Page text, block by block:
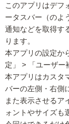
このアプリはデフ
ータスバー（のよ
通知などを取得す
ります。
本アプリの設定か
定」 > 「ユーザー
本アプリはカスタ
バーの左側・右側
また表示させるア
ォントやサイズも